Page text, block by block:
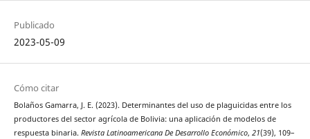
Publicado
2023-05-09
Cómo citar
Bolaños Gamarra, J. E. (2023). Determinantes del uso de plaguicidas entre los
productores del sector agrícola de Bolivia: una aplicación de modelos de
respuesta binaria. Revista Latinoamericana De Desarrollo Económico, 21(39), 109–